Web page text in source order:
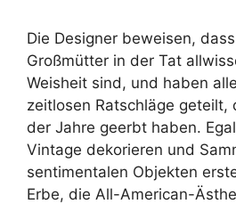
Die Designer beweisen,
Großmütter in der Tat
Weisheit sind, und haben
zeitlosen Ratschläge geteilt,
der Jahre geerbt haben.
Vintage dekorieren und
sentimentalen Objekten
Erbe, die All-American-